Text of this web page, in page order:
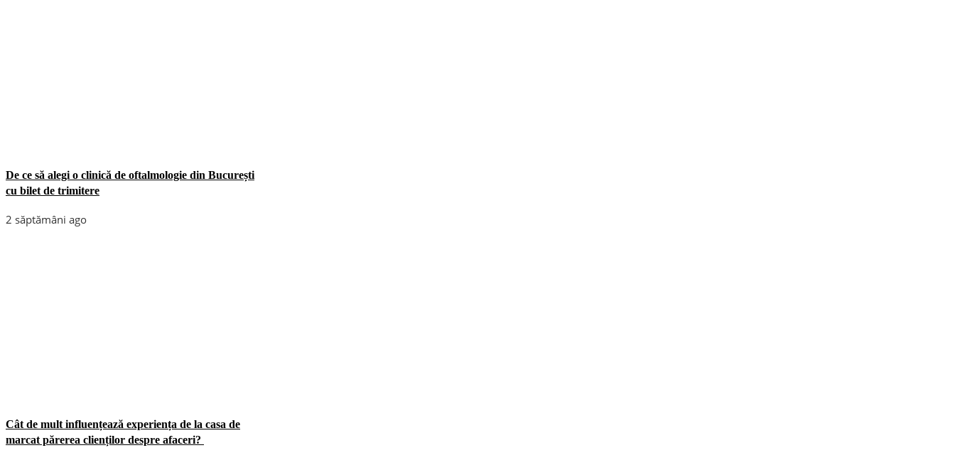
De ce să alegi o clinică de oftalmologie din București
cu bilet de trimitere
2 săptămâni ago
Cât de mult influențează experiența de la casa de
marcat părerea clienților despre afaceri?